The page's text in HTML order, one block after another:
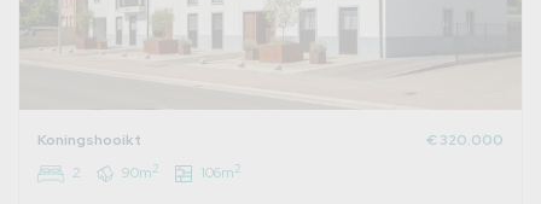
Koningshooikt
€ 320.000
2
90m2 106m2